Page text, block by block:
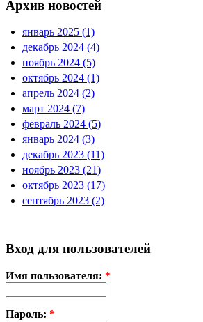
Архив новостей
январь 2025 (1)
декабрь 2024 (4)
ноябрь 2024 (5)
октябрь 2024 (1)
апрель 2024 (2)
март 2024 (7)
февраль 2024 (5)
январь 2024 (3)
декабрь 2023 (11)
ноябрь 2023 (21)
октябрь 2023 (17)
сентябрь 2023 (2)
Вход для пользователей
Имя пользователя: *
Пароль: *